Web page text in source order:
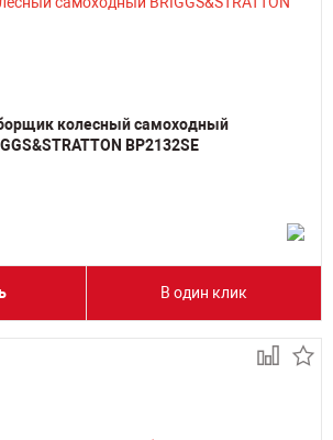
колесный самоходный
BP2132SE
В один клик